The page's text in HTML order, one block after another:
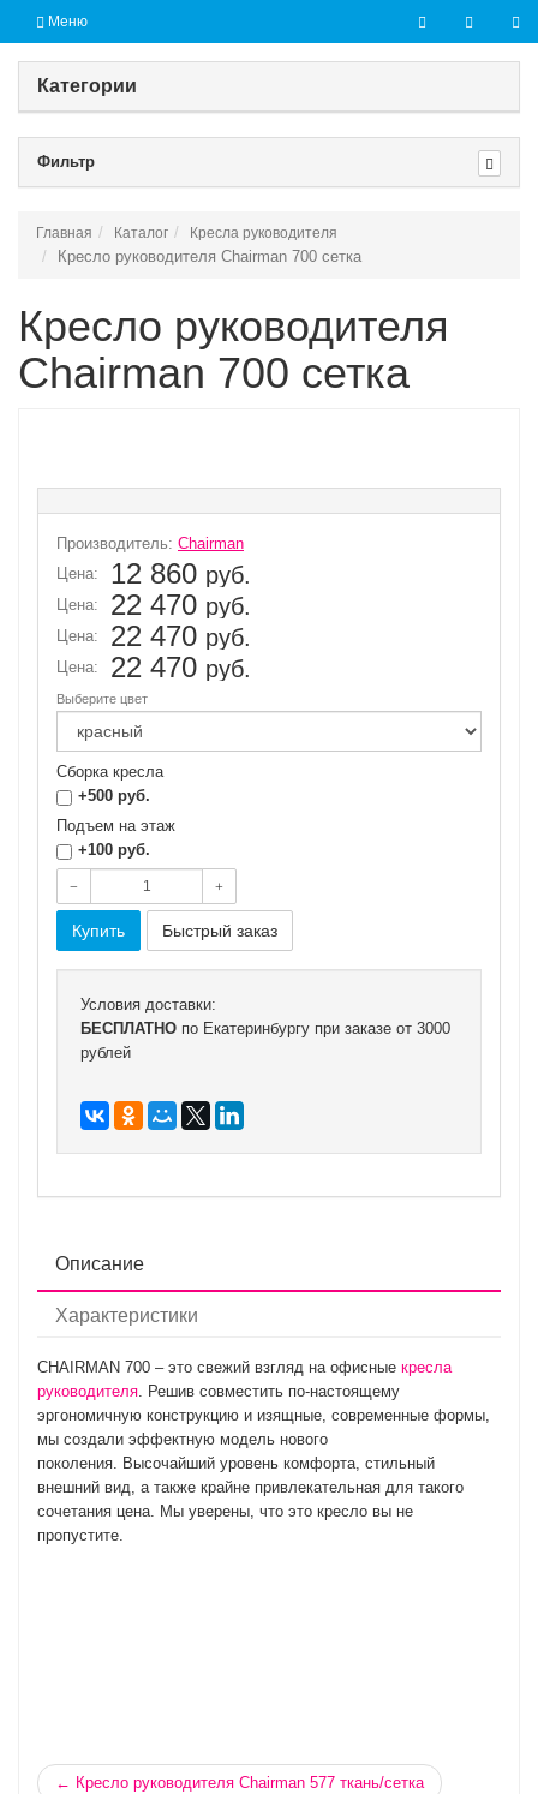
Меню
Категории
Фильтр
Главная Каталог Кресла руководителя
Кресло руководителя Chairman 700 сетка
Кресло руководителя
Chairman 700 сетка
Производитель: Chairman
Цена:
12 860 руб.
Цена: 22 470 руб.
Цена: 22 470 руб.
Цена: 22 470 руб.
Выберите цвет
Сборка кресла
+500 руб.
Подъем на этаж
+100 руб.
Условия доставки:
БЕСПЛАТНО по Екатеринбургу при заказе от 3000
рублей
Описание
Характеристики
CHAIRMAN 700 – это свежий взгляд на офисные кресла
руководителя. Решив совместить по-настоящему
эргономичную конструкцию и изящные, современные формы,
мы создали эффектную модель нового
поколения. Высочайший уровень комфорта, стильный
внешний вид, а также крайне привлекательная для такого
сочетания цена. Мы уверены, что это кресло вы не
пропустите.
← Кресло руководителя Chairman 577 ткань/сетка